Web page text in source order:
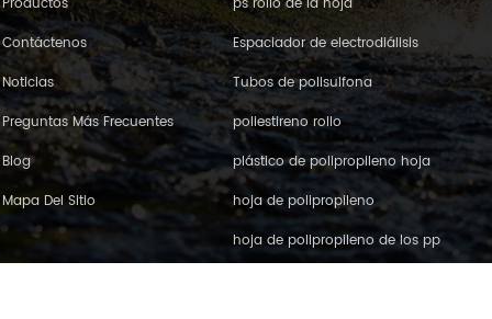
Contáctenos
Noticias
Preguntas Más Frecuentes
Blog
Mapa Del Sitio
Espaciador de electrodiálisis
Tubos de polisulfona
poliestireno rollo
plástico de polipropileno hoja
hoja de polipropileno
hoja de polipropileno de los pp